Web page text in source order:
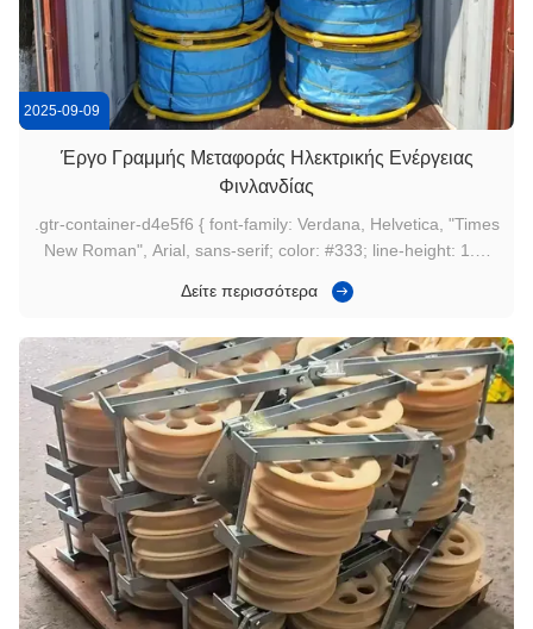
2025-09-09
Έργο Γραμμής Μεταφοράς Ηλεκτρικής Ενέργειας
Φινλανδίας
.gtr-container-d4e5f6 { font-family: Verdana, Helvetica, "Times
New Roman", Arial, sans-serif; color: #333; line-height: 1.6;
.gtr-container-d4e5f6 p { font-size: 14px; margin-bottom:
Δείτε περισσότερα